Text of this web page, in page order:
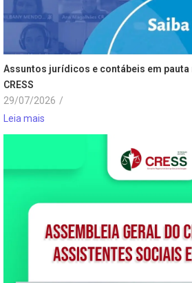
Assuntos jurídicos e contábeis em pauta
CRESS
29/07/2026 /
Leia mais